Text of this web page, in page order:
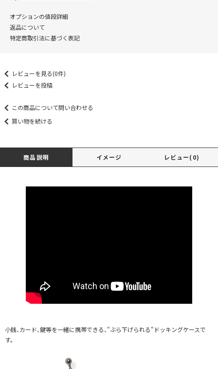
オプションの値段詳細
返品について
特定商取引法に基づく表記
レビューを見る(0件)
レビューを投稿
この商品について問い合わせる
買い物を続ける
商品説明 イメージ レビュー(0)
小銭、カード、鍵等を一緒に携帯できる、"ぶら下げられる"ドッキングケースで
す。